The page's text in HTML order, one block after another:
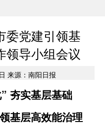
委党建引领基
领导小组会议
来源：南阳日报
夯实基层基础
基层高效能治理